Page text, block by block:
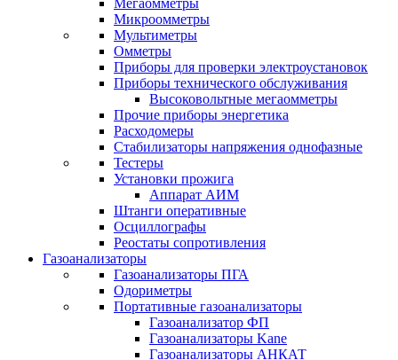
Мегаомметры
Микроомметры
Мультиметры
Омметры
Приборы для проверки электроустановок
Приборы технического обслуживания
Высоковольтные мегаомметры
Прочие приборы энергетика
Расходомеры
Стабилизаторы напряжения однофазные
Тестеры
Установки прожига
Аппарат АИМ
Штанги оперативные
Осциллографы
Реостаты сопротивления
Газоанализаторы
Газоанализаторы ПГА
Одориметры
Портативные газоанализаторы
Газоанализатор ФП
Газоанализаторы Kane
Газоанализаторы АНКАТ